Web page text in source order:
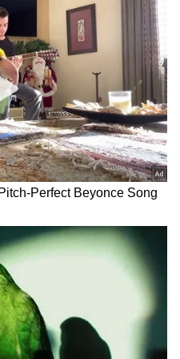
ಪೊಲೀಸರ ವಿರುದ್ಧ ಗೆದ್ದ ಹಿರೋ..
ಇಲ್ಲಿ ಪ್ರೇಮ ಕತೆಯೂ ಇದೆ!